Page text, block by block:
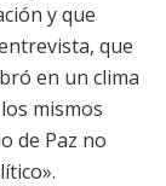
y que
que
en un clima
mismos
de Paz no